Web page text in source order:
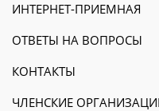
ИНТЕРНЕТ-ПРИЕМНАЯ
ОТВЕТЫ НА ВОПРОСЫ
КОНТАКТЫ
ЧЛЕНСКИЕ